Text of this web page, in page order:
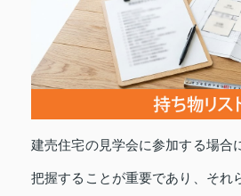
建売住宅の見学会に参加する場合
把握することが重要であり、それ